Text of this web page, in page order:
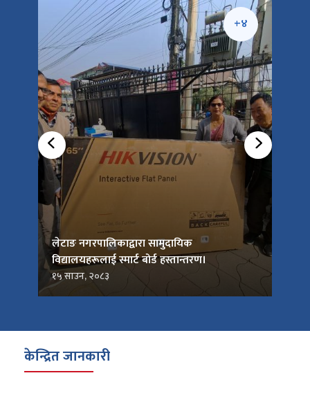
+४
लेटाङ नगरपालिकाद्वारा सामुदायिक
विद्यालयहरूलाई स्मार्ट बोर्ड हस्तान्तरण।
१५ साउन, २०८३
केन्द्रित जानकारी